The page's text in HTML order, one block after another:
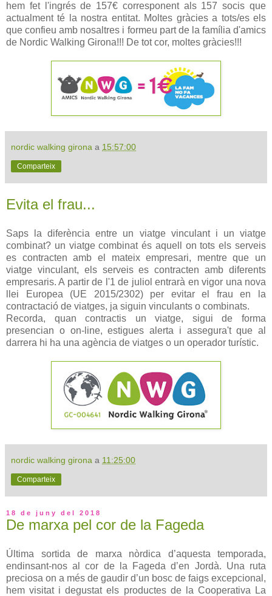
hem fet l'ingrés de 157€ corresponent als 157 socis que
actualment té la nostra entitat. Moltes gràcies a tots/es els
que confieu amb nosaltres i formeu part de la família d'amics
de Nordic Walking Girona!!! De tot cor, moltes gràcies!!!
nordic walking girona a 15:57:00
Comparteix
Evita el frau...
Saps la diferència entre un viatge vinculant i un viatge
combinat? un viatge combinat és aquell on tots els serveis
es contracten amb el mateix empresari, mentre que un
viatge vinculant, els serveis es contracten amb diferents
empresaris. A partir de l'1 de juliol entrarà en vigor una nova
llei Europea (UE 2015/2302) per evitar el frau en la
contractació de viatges, ja siguin vinculants o combinats.
Recorda, quan contractis un viatge, sigui de forma
presencian o on-line, estigues alerta i assegura't que al
darrera hi ha una agència de viatges o un operador turístic.
nordic walking girona a 11:25:00
Comparteix
18 de juny del 2018
De marxa pel cor de la Fageda
Última sortida de marxa nòrdica d’aquesta temporada,
endinsant-nos al cor de la Fageda d’en Jordà. Una ruta
preciosa on a més de gaudir d’un bosc de faigs excepcional,
hem visitat i degustat els productes de la Cooperativa La